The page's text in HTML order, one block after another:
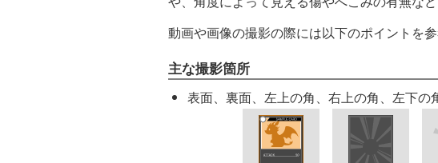
動画や画像の撮影の際には以下のポイントを参
主な撮影箇所
表面、裏面、左上の角、右上の角、左下の